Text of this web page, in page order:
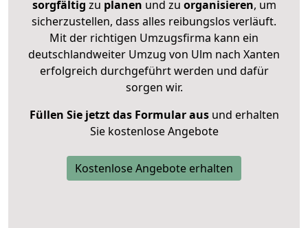
sorgfältig zu planen und zu organisieren, um
sicherzustellen, dass alles reibungslos verläuft.
Mit der richtigen Umzugsfirma kann ein
deutschlandweiter Umzug von Ulm nach Xanten
erfolgreich durchgeführt werden und dafür
sorgen wir.
Füllen Sie jetzt das Formular ausund erhalten
Sie kostenlose Angebote
Kostenlose Angebote erhalten